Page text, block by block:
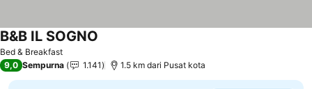
Bed & Breakfast
B&B IL SOGNO
9,0 Sempurna 1.141 1.5 km dari Pusat kota